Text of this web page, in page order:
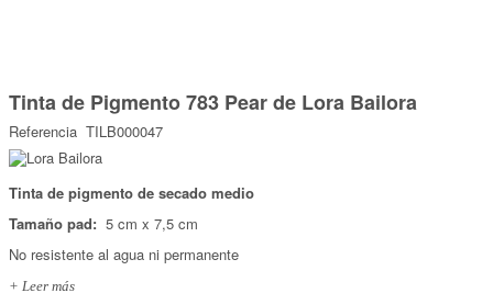
Top Ventas
Temática
Somos Kimidori
comienzo
de
la
galería
de
imágenes
Tinta de Pigmento 783 Pear de Lora Bailora
Referencia TILB000047
Tinta de pigmento de secado medio
Tamaño pad: 5 cm x 7,5 cm
No resistente al agua ni permanente
+ Leer más